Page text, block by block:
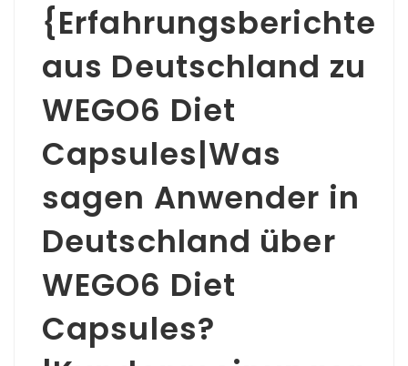
{Erfahrungsberichte
aus Deutschland zu
WEGO6 Diet
Capsules|Was
sagen Anwender in
Deutschland über
WEGO6 Diet
Capsules?